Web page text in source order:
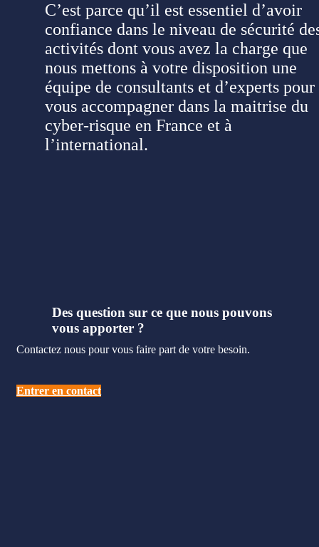
C’est parce qu’il est essentiel d’avoir
confiance dans le niveau de sécurité
activités dont vous avez la charge que
nous mettons à votre disposition une
équipe de consultants et d’experts pour
vous accompagner dans la maitrise du
cyber-risque en France et à
l’international.
Des question sur ce que nous pouvons
vous apporter ?
Contactez nous pour vous faire part de votre besoin.
Entrer en contact